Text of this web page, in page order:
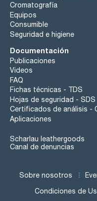
Cromatografía
Equipos
Consumible
Seguridad e higiene
Documentación
Publicaciones
Videos
FAQ
Fichas técnicas - TDS
Hojas de seguridad - SDS
Certificados de análisis -
Aplicaciones
Scharlau leathergoods
Canal de denuncias
Sobre nosotros
Condiciones de